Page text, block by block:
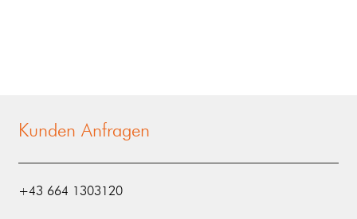
Kunden Anfragen
‭+43 664 1303120‬